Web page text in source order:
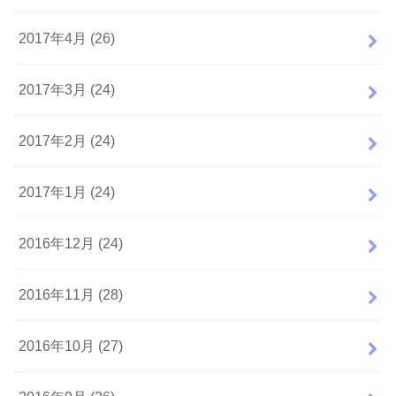
2017年4月 (26)
2017年3月 (24)
2017年2月 (24)
2017年1月 (24)
2016年12月 (24)
2016年11月 (28)
2016年10月 (27)